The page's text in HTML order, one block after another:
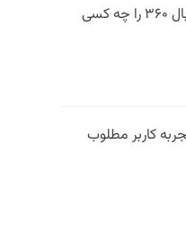
فیلتر در وقت اضافه؛ فوتبال ۳۶۰ را چه کسی
کاربر مطلوب